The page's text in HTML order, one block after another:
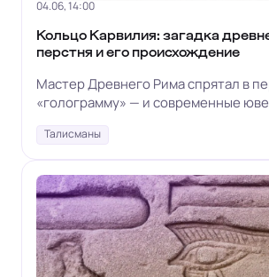
04.06, 14:00
Кольцо Карвилия: загадка
перстня и его происхождение
Мастер Древнего Рима спрятал в
«голограмму» — и современные
повторить
Талисманы